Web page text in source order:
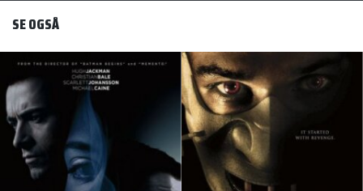
SE OGSÅ